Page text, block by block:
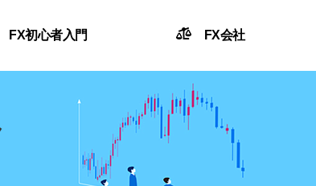
FX初心者入門 FX会社